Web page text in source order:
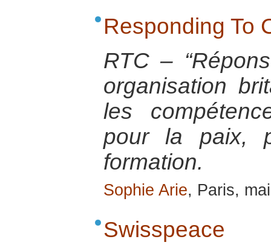
Responding To
RTC –
organisation
les
pour la paix,
formation.
Sophie Arie, Paris,
Swisspeace